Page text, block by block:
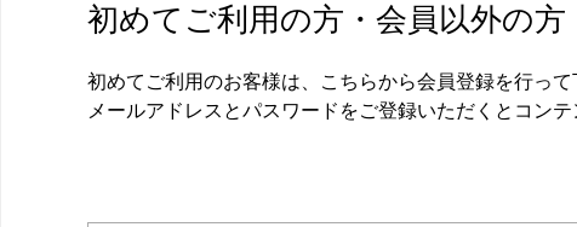
初めてご利用の方・会員以外の方
初めてご利用のお客様は、こちらから会員登録を行って
メールアドレスとパスワードをご登録いただくとコン